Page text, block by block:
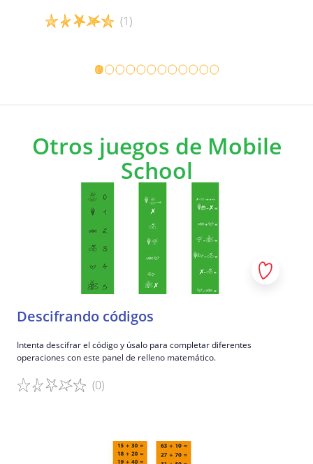
(1)
Detalles del juego
Otros juegos de Mobile
School
Descifrando códigos
Intenta descifrar el código y úsalo para completar diferentes
operaciones con este panel de relleno matemático.
(0)